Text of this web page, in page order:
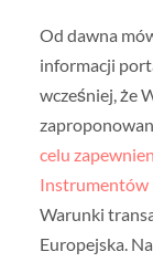
Od dawna
informacji
wcześniej, że
celu
Instrumentów
Warunki
Europejska.